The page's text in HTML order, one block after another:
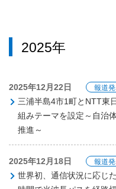
2025年
2025年12月22日 報道
三浦半島4市1町とNTT東
組みテーマを設定～自治
推進～
2025年12月18日 報道
世界初、通信状況に応じ